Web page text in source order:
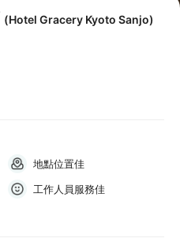
(Hotel Gracery Kyoto Sanjo)
地點位置佳
工作人員服務佳